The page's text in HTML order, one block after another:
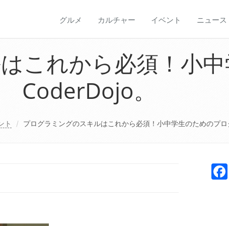
グルメ カルチャー イベント ニュース
これから必須！小
CoderDojo。
ト プログラミングのスキルはこれから必須！小中学生のためのプ